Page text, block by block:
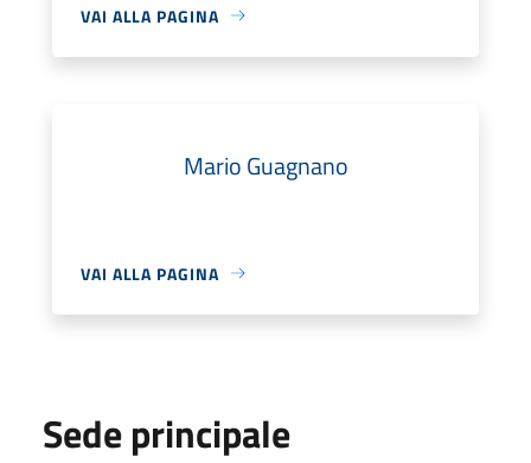
VAI ALLA PAGINA
Mario Guagnano
VAI ALLA PAGINA
Sede principale